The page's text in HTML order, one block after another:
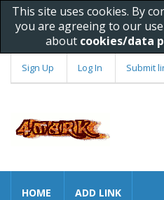
This site uses cookies. By
you are agreeing to our
about cookies/data
Sign Up Log In Submit
HOME ADD LINK